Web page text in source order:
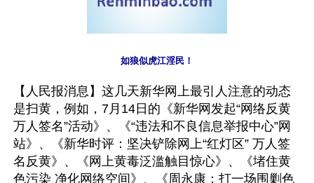
如狼似虎江淫民！
【人民报消息】这几天新华网上最引人注意的动态
是扫黄，例如，7月14日的《新华网发起“网络反黄
万人签名”活动》、《“违法和不良信息举报中心”网
站》、《新华时评：坚决铲除网上“红灯区” 万人签
名反黄》、《网上黄毒泛滥触目惊心》、《堵住黄
色污染 净化网络空间》、《周永康：打一场围剿色